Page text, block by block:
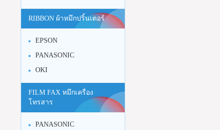
RIBBON ผ้าหมึกปริ้นเตอร์
EPSON
PANASONIC
OKI
FILM FAX หมึกเครื่อง
โทรสาร
PANASONIC